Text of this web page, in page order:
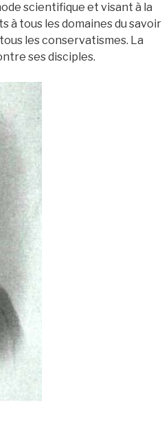
scientifique et visant à la
à tous les domaines du savoir
tous les conservatismes. La
ses disciples.